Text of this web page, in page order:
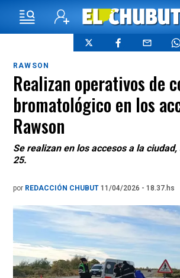
RAWSON
Realizan operativos de
bromatológico en los
Rawson
Se realizan en los accesos a la
25.
por REDACCIÓN CHUBUT 11/04/2026 - 18.37.hs